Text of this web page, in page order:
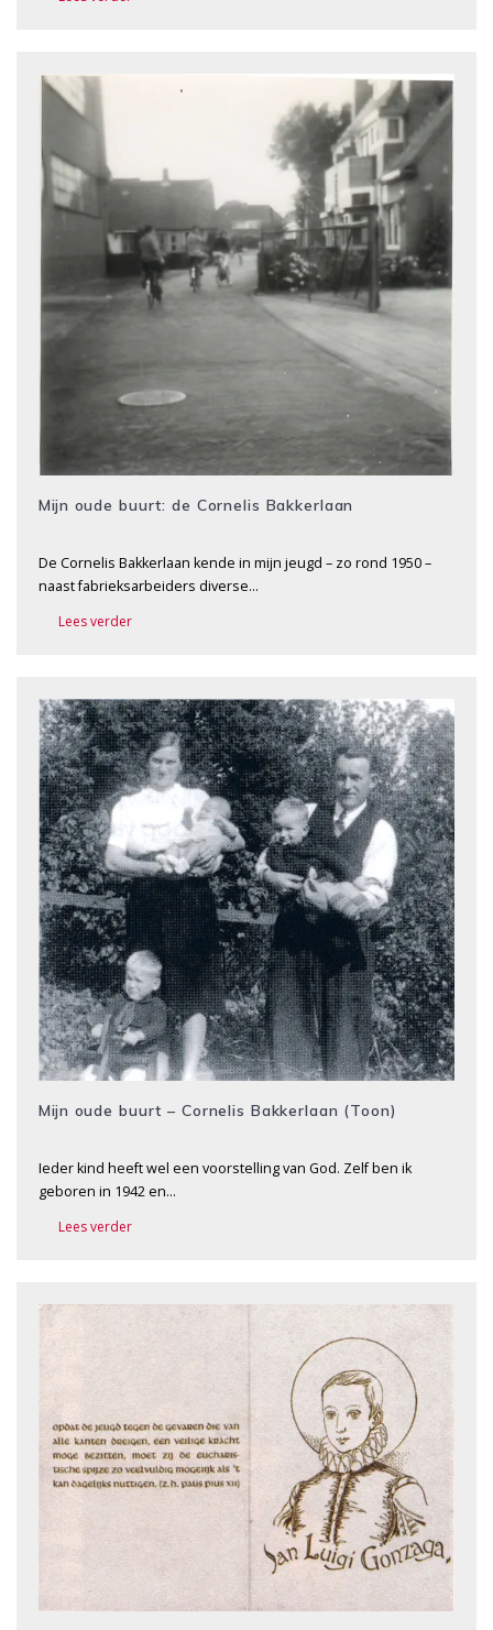
Mijn oude buurt: de Cornelis Bakkerlaan
De Cornelis Bakkerlaan kende in mijn jeugd – zo rond 1950 –
naast fabrieksarbeiders diverse…
Lees verder
Mijn oude buurt – Cornelis Bakkerlaan (Toon)
Ieder kind heeft wel een voorstelling van God. Zelf ben ik
geboren in 1942 en…
Lees verder